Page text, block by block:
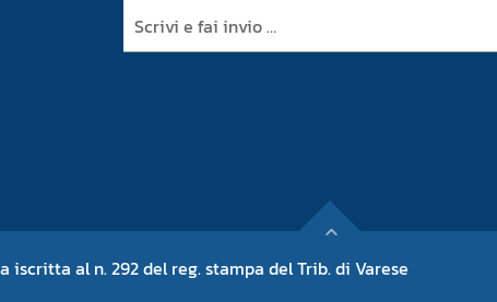
iscritta al n. 292 del reg. stampa del Trib. di Varese